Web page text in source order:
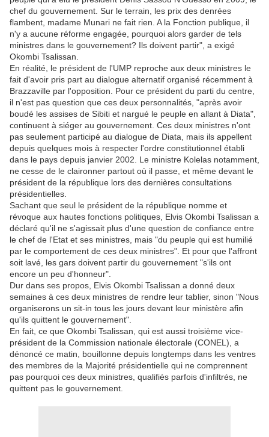
chef du gouvernement. Sur le terrain, les prix des denrées
flambent, madame Munari ne fait rien. A la Fonction publique, il
n'y a aucune réforme engagée, pourquoi alors garder de tels
ministres dans le gouvernement? Ils doivent partir", a exigé
Okombi Tsalissan.
En réalité, le président de l'UMP reproche aux deux ministres le
fait d'avoir pris part au dialogue alternatif organisé récemment à
Brazzaville par l'opposition. Pour ce président du parti du centre,
il n'est pas question que ces deux personnalités, "après avoir
boudé les assises de Sibiti et nargué le peuple en allant à Diata",
continuent à siéger au gouvernement. Ces deux ministres n'ont
pas seulement participé au dialogue de Diata, mais ils appellent
depuis quelques mois à respecter l'ordre constitutionnel établi
dans le pays depuis janvier 2002. Le ministre Kolelas notamment,
ne cesse de le claironner partout où il passe, et même devant le
président de la république lors des dernières consultations
présidentielles.
Sachant que seul le président de la république nomme et
révoque aux hautes fonctions politiques, Elvis Okombi Tsalissan a
déclaré qu'il ne s'agissait plus d'une question de confiance entre
le chef de l'Etat et ses ministres, mais "du peuple qui est humilié
par le comportement de ces deux ministres". Et pour que l'affront
soit lavé, les gars doivent partir du gouvernement "s'ils ont
encore un peu d'honneur".
Dur dans ses propos, Elvis Okombi Tsalissan a donné deux
semaines à ces deux ministres de rendre leur tablier, sinon "Nous
organiserons un sit-in tous les jours devant leur ministère afin
qu'ils quittent le gouvernement".
En fait, ce que Okombi Tsalissan, qui est aussi troisième vice-
président de la Commission nationale électorale (CONEL), a
dénoncé ce matin, bouillonne depuis longtemps dans les ventres
des membres de la Majorité présidentielle qui ne comprennent
pas pourquoi ces deux ministres, qualifiés parfois d'infiltrés, ne
quittent pas le gouvernement.